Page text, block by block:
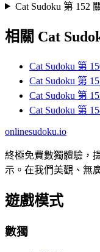
Cat Sudoku 第 152
相關 Cat
Cat Sudoku 第
Cat Sudoku 第
Cat Sudoku 第
Cat Sudoku 第
onlinesudoku.io
終極免費數獨體驗，
示。在我們美觀、無
遊戲模式
數獨